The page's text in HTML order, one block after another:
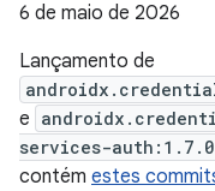
6 de maio de 2026
Lançamento de
e
services-
contém estes